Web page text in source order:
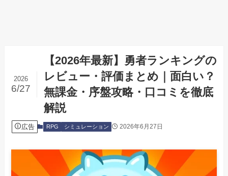
【2026年最新】勇者ランキングの
レビュー・評価まとめ｜面白い？
無課金・序盤攻略・口コミを徹底
解説
2026
6/27
広告 RPG シミュレーション 2026年6月27日